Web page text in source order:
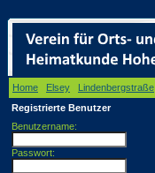
Home Elsey Lindenbergstraße
Registrierte Benutzer
Benutzername:
Passwort: